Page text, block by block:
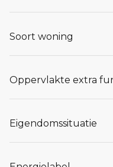
Soort woning
Oppervlakte extra
Eigendomssituatie